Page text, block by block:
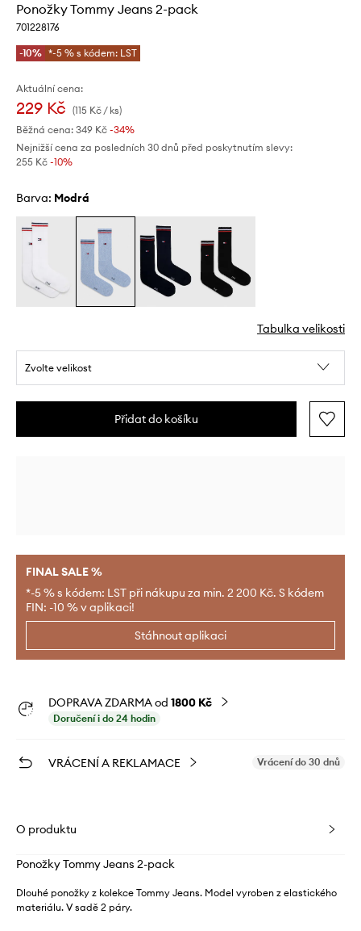
Ponožky Tommy Jeans 2-pack
701228176
-10% *-5 % s kódem: LST
Aktuální cena:
229 Kč (115 Kč / ks)
Běžná cena: 349 Kč -34%
Nejnižší cena za posledních 30 dnů před poskytnutím slevy:
255 Kč -10%
Barva: modrá
Tabulka velikosti
Zvolte velikost
Přidat do košíku
FINAL SALE %
*-5 % s kódem: LST při nákupu za min. 2 200 Kč. S kódem
FIN: -10 % v aplikaci!
Stáhnout aplikaci
DOPRAVA ZDARMA od 1800 Kč
Doručení i do 24 hodin
VRÁCENÍ A REKLAMACE Vrácení do 30 dnů
O produktu
Ponožky Tommy Jeans 2-pack
Dlouhé ponožky z kolekce Tommy Jeans. Model vyroben z elastického
materiálu. V sadě 2 páry.